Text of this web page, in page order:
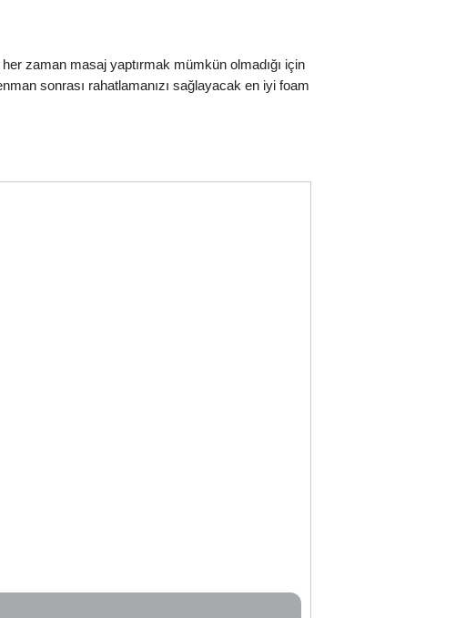
zaman masaj yaptırmak mümkün olmadığı için
sonrası rahatlamanızı sağlayacak en iyi foam